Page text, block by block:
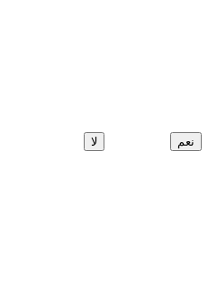
نعم لا